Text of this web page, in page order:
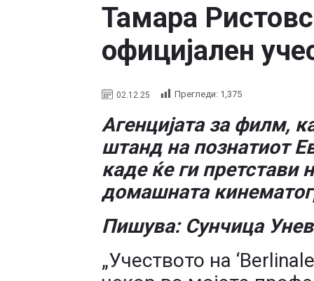
Тамара
официјален
02.12.25 Прегледи: 1,375
Агенцијата за филм,
штанд на познатиот
каде ќе ги претстави
домашната
Пишува: Сунчица
„Учеството на